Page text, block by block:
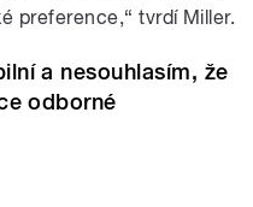
preference,“ tvrdí Miller.
a nesouhlasím, že
odborné